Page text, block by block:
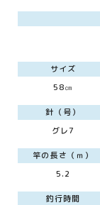
サイズ
58㎝
針（号）
グレ7
竿の長さ（ｍ）
5.2
釣行時間